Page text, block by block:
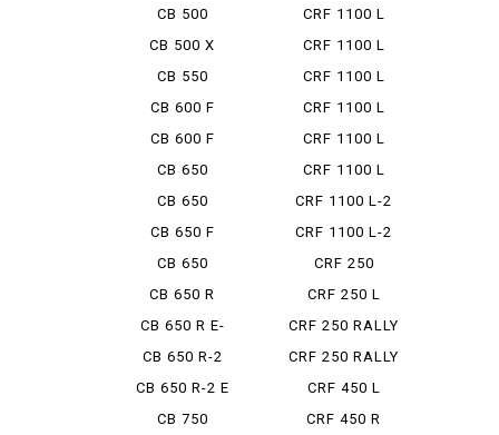
CB 500
CB 500 X
CB 550
CB 600 F
CB 600 F
HORNET
CB 650
CB 650
CUSTOM
CB 650 F
CB 650
LUXURY CUS...
CB 650 R
CB 650 R E-
CLUTCH
CB 650 R-2
CB 650 R-2 E
CLUTCH
CB 750
DCT
CRF 1100 L
ADV
CRF 1100 L
ADV DCT
CRF 1100 L
ADV ES ...
CRF 1100 L
AFRICA ...
CRF 1100 L
AFRICA ...
CRF 1100 L
AFRICA ...
CRF 1100 L-2
ADVEN...
CRF 1100 L-2
D ADV...
CRF 250
CRF 250 L
Type LD
CRF 250 RALLY
CRF 250 RALLY
TYP...
CRF 450 L
CRF 450 R